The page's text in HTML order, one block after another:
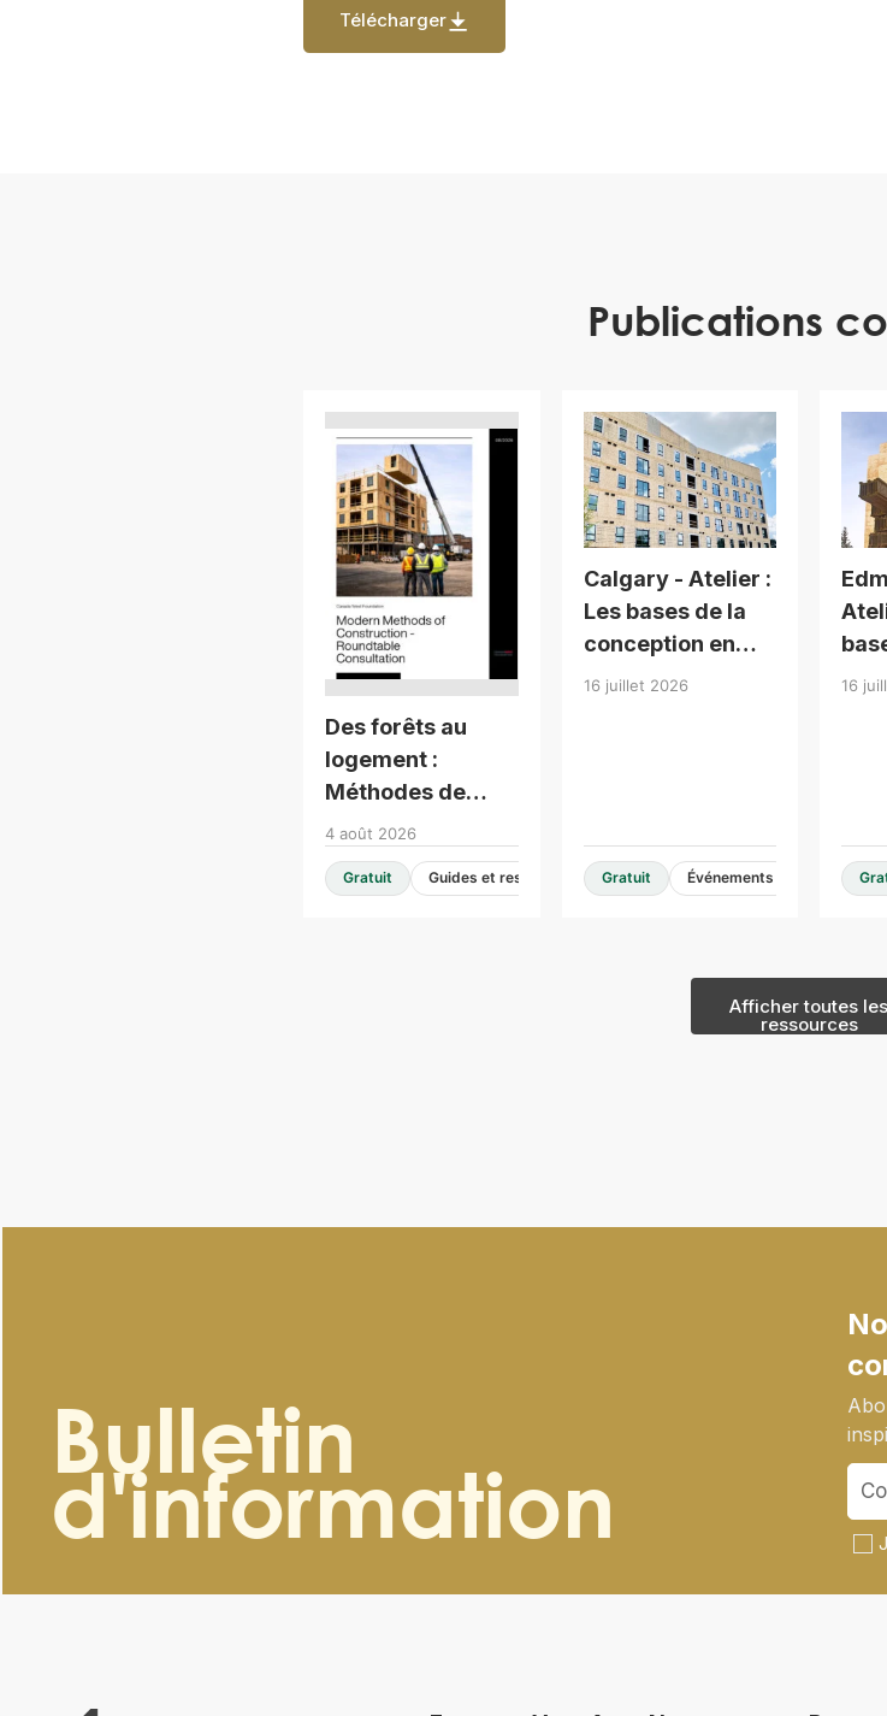
Télécharger
Publications
Des forêts au
logement :
Méthodes de
construction
modernes -
Consultation en
4 août 2026
Gratuit Guides et ressources de conception
Calgary - Atelier :
Les bases de la
conception en
bois pour
16 juillet 2026
Gratuit Événements
16
Afficher toutes les
ressources
Bulletin
d'information